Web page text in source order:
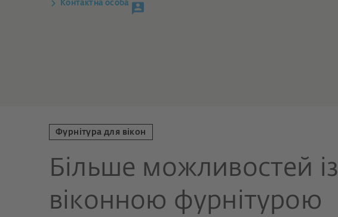
Контактна особа
Фурнітура для вікон
Більше можливостей із
віконною фурнітурою